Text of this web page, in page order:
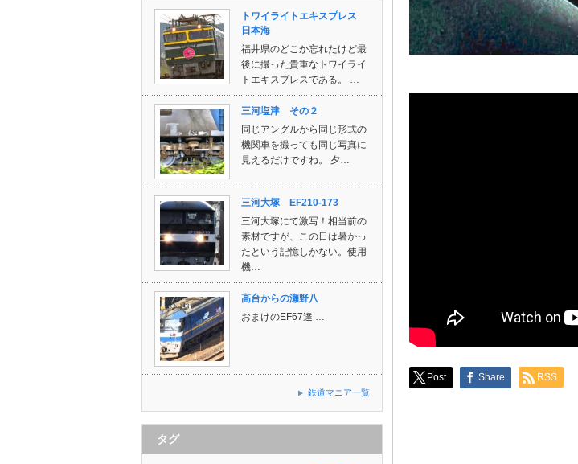
Post Share RSS
トワイライトエキスプレス
日本海
福井県のどこか忘れたけど最
後に撮った貴重なトワイライ
トエキスプレスである。 …
三河塩津 その２
同じアングルから同じ形式の
機関車を撮っても同じ写真に
見えるだけですね。 夕…
三河大塚 EF210-173
三河大塚にて激写！相当前の
素材ですが、この日は暑かっ
たという記憶しかない。使用
機…
高台からの瀬野八
おまけのEF67達 …
鉄道マニア一覧
タグ